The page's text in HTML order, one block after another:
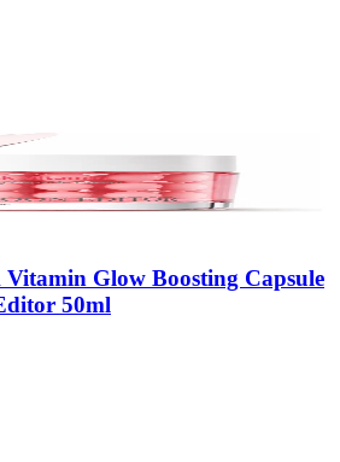
Glow Boosting Capsule
50ml